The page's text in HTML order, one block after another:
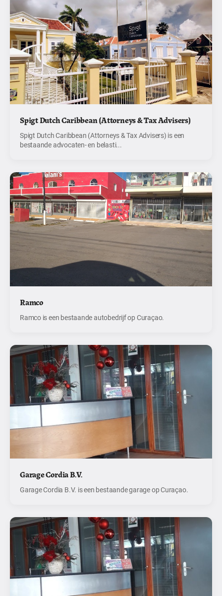
Spigt Dutch Caribbean (Attorneys & Tax Advisers)
Spigt Dutch Caribbean (Attorneys & Tax Advisers) is een
bestaande advocaten- en belasti...
Ramco
Ramco is een bestaande autobedrijf op Curaçao.
Garage Cordia B.V.
Garage Cordia B.V. is een bestaande garage op Curaçao.